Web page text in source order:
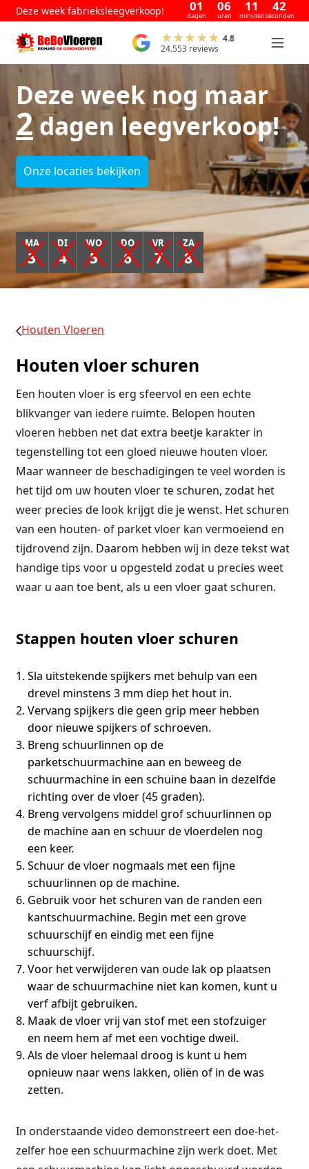
Deze week fabrieksleegverkoop! 01
dagen
06
uren
11
minuten
42
seconden
4.8
24.553 reviews
Deze week nog maar
2dagen leegverkoop!
Onze locaties bekijken
MA
3
DI
4
WO
5
DO
6
VR
7
ZA
8
Houten Vloeren
Houten vloer schuren
Een houten vloer is erg sfeervol en een echte
blikvanger van iedere ruimte. Belopen houten
vloeren hebben net dat extra beetje karakter in
tegenstelling tot een gloed nieuwe houten vloer.
Maar wanneer de beschadigingen te veel worden is
het tijd om uw houten vloer te schuren, zodat het
weer precies de look krijgt die je wenst. Het schuren
van een houten- of parket vloer kan vermoeiend en
tijdrovend zijn. Daarom hebben wij in deze tekst wat
handige tips voor u opgesteld zodat u precies weet
waar u aan toe bent, als u een vloer gaat schuren.
Stappen houten vloer schuren
Sla uitstekende spijkers met behulp van een
drevel minstens 3 mm diep het hout in.
Vervang spijkers die geen grip meer hebben
door nieuwe spijkers of schroeven.
Breng schuurlinnen op de
parketschuurmachine aan en beweeg de
schuurmachine in een schuine baan in dezelfde
richting over de vloer (45 graden).
Breng vervolgens middel grof schuurlinnen op
de machine aan en schuur de vloerdelen nog
een keer.
Schuur de vloer nogmaals met een fijne
schuurlinnen op de machine.
Gebruik voor het schuren van de randen een
kantschuurmachine. Begin met een grove
schuurschijf en eindig met een fijne
schuurschijf.
Voor het verwijderen van oude lak op plaatsen
waar de schuurmachine niet kan komen, kunt u
verf afbijt gebruiken.
Maak de vloer vrij van stof met een stofzuiger
en neem hem af met een vochtige dweil.
Als de vloer helemaal droog is kunt u hem
opnieuw naar wens lakken, oliën of in de was
zetten.
In onderstaande video demonstreert een doe-het-
zelfer hoe een schuurmachine zijn werk doet. Met